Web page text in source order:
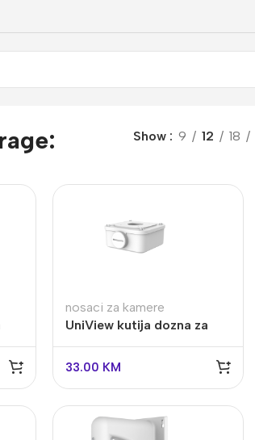
Show 9 12 18
nosaci za kamere
UniView kutija dozna za
kameru TR-JB05-A-IN
33.00 KM